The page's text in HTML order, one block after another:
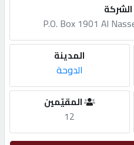
P.O. Box 1901 Al
المدينة
الدوحة
المقيّمين
12